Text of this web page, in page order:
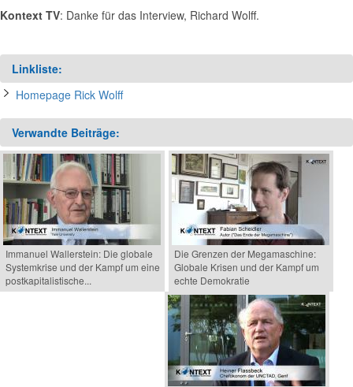
Kontext TV: Danke für das Interview, Richard Wolff.
Linkliste:
Homepage Rick Wolff
Verwandte Beiträge:
Immanuel Wallerstein: Die globale
Systemkrise und der Kampf um eine
postkapitalistische...
Die Grenzen der Megamaschine:
Globale Krisen und der Kampf um
echte Demokratie